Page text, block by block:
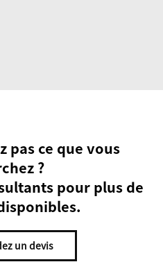
pas ce que vous
?
pour plus de
un devis